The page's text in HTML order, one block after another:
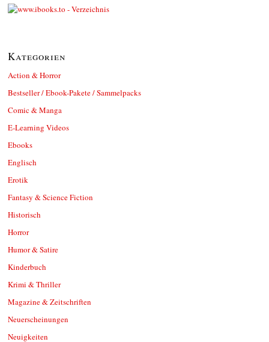
Kategorien
Action & Horror
Bestseller / Ebook-Pakete / Sammelpacks
Comic & Manga
E-Learning Videos
Ebooks
Englisch
Erotik
Fantasy & Science Fiction
Historisch
Horror
Humor & Satire
Kinderbuch
Krimi & Thriller
Magazine & Zeitschriften
Neuerscheinungen
Neuigkeiten